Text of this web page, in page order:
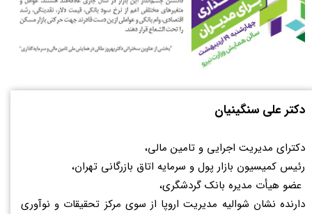
دکتر علی سنگینیان
دکترای مدیریت اجرایی و تامین مالی،
رئیس کمیسیون بازار پول و سرمایه اتاق بازرگانی تهران،
عضو هیأت مدیره بانک گردشگری،
دارنده نشان شوالیه مدیریت اروپا از سوی مرکز تحقیقات و نوآوری